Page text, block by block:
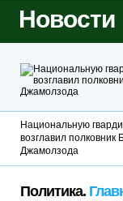
Новости
Национальную
возглавил полковник
Джамолзода
Политика.